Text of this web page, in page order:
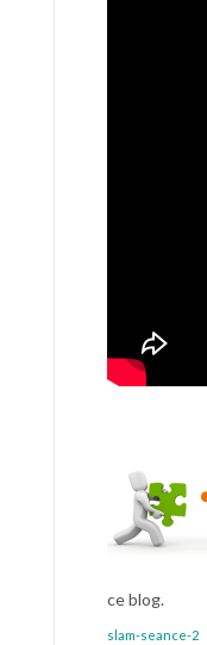
ce blog.
slam-seance-2